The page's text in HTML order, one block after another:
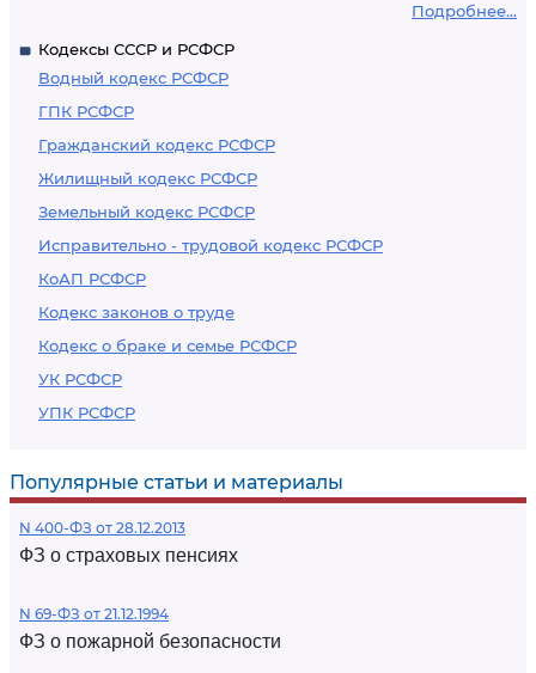
Подробнее...
Кодексы СССР и РСФСР
Водный кодекс РСФСР
ГПК РСФСР
Гражданский кодекс РСФСР
Жилищный кодекс РСФСР
Земельный кодекс РСФСР
Исправительно - трудовой кодекс РСФСР
КоАП РСФСР
Кодекс законов о труде
Кодекс о браке и семье РСФСР
УК РСФСР
УПК РСФСР
Популярные статьи и материалы
N 400-ФЗ от 28.12.2013
ФЗ о страховых пенсиях
N 69-ФЗ от 21.12.1994
ФЗ о пожарной безопасности